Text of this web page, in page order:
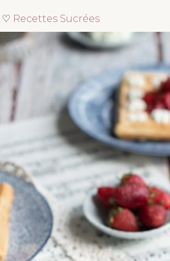
♡ Recettes Sucrées